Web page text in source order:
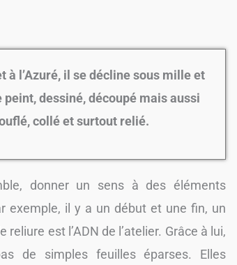
à l’Azuré, il se décline sous mille et
dessiné, découpé mais aussi
collé et surtout relié.
donner un sens à des éléments
exemple, il y a un début et une fin, un
est l’ADN de l’atelier. Grâce à lui,
de simples feuilles éparses. Elles